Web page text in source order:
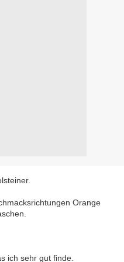
Orange
ich sehr gut finde.